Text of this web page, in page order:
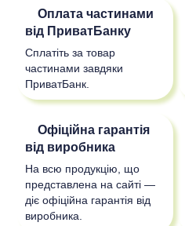
Оплата частинами
від ПриватБанку
Сплатіть за товар
частинами завдяки
ПриватБанк.
Офіційна гарантія
від виробника
На всю продукцію, що
представлена на сайті —
діє офіційна гарантія від
виробника.